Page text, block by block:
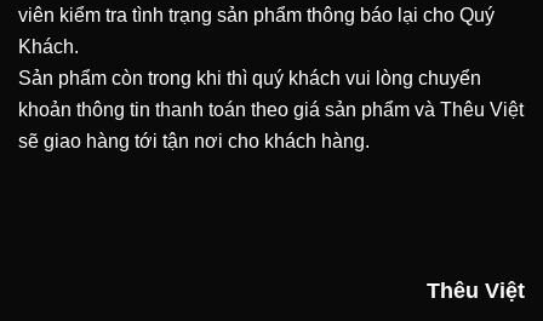
viên kiểm tra tình trạng sản phẩm thông báo lại cho Quý
Khách.
Sản phẩm còn trong khi thì quý khách vui lòng chuyển
khoản thông tin thanh toán theo giá sản phẩm và Thêu Việt
sẽ giao hàng tới tận nơi cho khách hàng.
Thêu Việt